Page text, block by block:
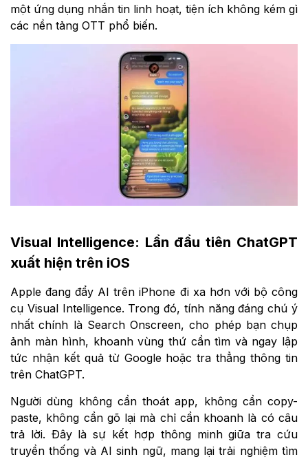
một ứng dụng nhắn tin linh hoạt, tiện ích không kém gì
các nền tảng OTT phổ biến.
Visual Intelligence: Lần đầu tiên ChatGPT
xuất hiện trên iOS
Apple đang đẩy AI trên iPhone đi xa hơn với bộ công
cụ Visual Intelligence. Trong đó, tính năng đáng chú ý
nhất chính là Search Onscreen, cho phép bạn chụp
ảnh màn hình, khoanh vùng thứ cần tìm và ngay lập
tức nhận kết quả từ Google hoặc tra thẳng thông tin
trên ChatGPT.
Người dùng không cần thoát app, không cần copy-
paste, không cần gõ lại mà chỉ cần khoanh là có câu
trả lời. Đây là sự kết hợp thông minh giữa tra cứu
truyền thống và AI sinh ngữ, mang lại trải nghiệm tìm